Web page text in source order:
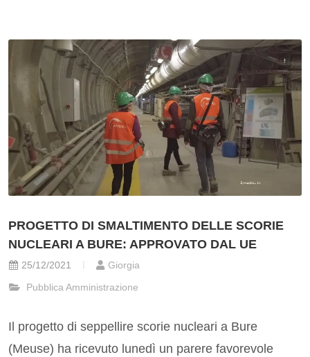
PROGETTO DI SMALTIMENTO DELLE SCORIE
NUCLEARI A BURE: APPROVATO DAL UE
25/12/2021
Giorgia
Pubblica Amministrazione
Il progetto di seppellire scorie nucleari a Bure
(Meuse) ha ricevuto lunedì un parere favorevole